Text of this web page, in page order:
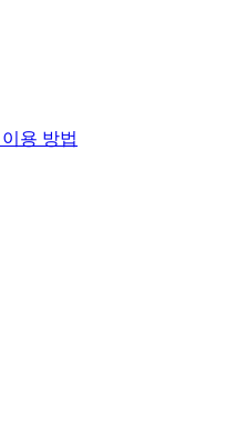
용 방법